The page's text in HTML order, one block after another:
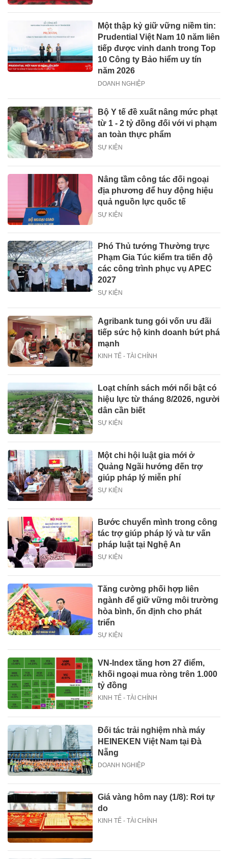
Một thập kỷ giữ vững niềm tin:
Prudential Việt Nam 10 năm liên
tiếp được vinh danh trong Top
10 Công ty Bảo hiểm uy tín
năm 2026
DOANH NGHIỆP
Bộ Y tế đề xuất nâng mức phạt
từ 1 - 2 tỷ đồng đối với vi phạm
an toàn thực phẩm
SỰ KIỆN
Nâng tầm công tác đối ngoại
địa phương để huy động hiệu
quả nguồn lực quốc tế
SỰ KIỆN
Phó Thủ tướng Thường trực
Phạm Gia Túc kiểm tra tiến độ
các công trình phục vụ APEC
2027
SỰ KIỆN
Agribank tung gói vốn ưu đãi
tiếp sức hộ kinh doanh bứt phá
mạnh
KINH TẾ - TÀI CHÍNH
Loạt chính sách mới nổi bật có
hiệu lực từ tháng 8/2026, người
dân cần biết
SỰ KIỆN
Một chi hội luật gia mới ở
Quảng Ngãi hướng đến trợ
giúp pháp lý miễn phí
SỰ KIỆN
Bước chuyển mình trong công
tác trợ giúp pháp lý và tư vấn
pháp luật tại Nghệ An
SỰ KIỆN
Tăng cường phối hợp liên
ngành để giữ vững môi trường
hòa bình, ổn định cho phát
triển
SỰ KIỆN
VN-Index tăng hơn 27 điểm,
khối ngoại mua ròng trên 1.000
tỷ đồng
KINH TẾ - TÀI CHÍNH
Đối tác trải nghiệm nhà máy
HEINEKEN Việt Nam tại Đà
Nẵng
DOANH NGHIỆP
Giá vàng hôm nay (1/8): Rơi tự
do
KINH TẾ - TÀI CHÍNH